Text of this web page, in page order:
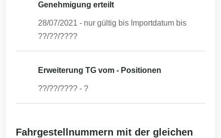
Genehmigung erteilt
28/07/2021 - nur gültig bis Importdatum bis
??/??/????
Erweiterung TG vom - Positionen
??/??/???? - ?
Fahrgestellnummern mit der gleichen